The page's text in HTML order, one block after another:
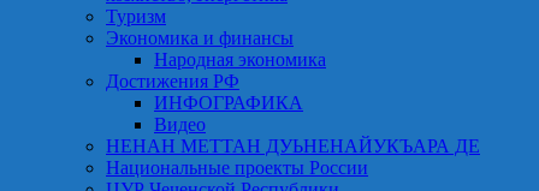
Туризм
Экономика и финансы
Народная экономика
Достижения РФ
ИНФОГРАФИКА
Видео
НЕНАН МЕТТАН ДУЬНЕНАЙУКЪАРА ДЕ
Национальные проекты России